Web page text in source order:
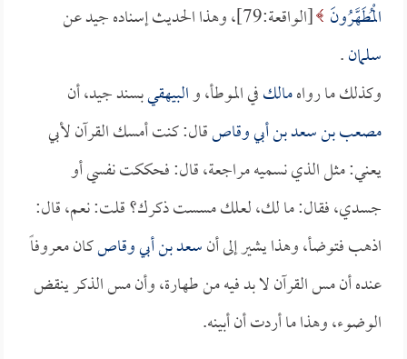
الْمُطَهَّرُونَ [الواقعة:79]، وهذا الحديث إسناده جيد عن
سلمان.
وكذلك ما رواهمالكفي الموطأ، والبيهقيبسند جيد، أن
مصعب بن سعد بن أبي وقاصقال: كنت أمسك القرآن لأبي
يعني: مثل الذي نسميه مراجعة، قال: فحككت نفسي أو
جسدي، فقال: ما لك، لعلك مسست ذكرك؟ قلت: نعم، قال:
اذهب فتوضأ، وهذا يشير إلى أنسعد بن أبي وقاصكان معروفاً
عنده أن مس القرآن لا بد فيه من طهارة، وأن مس الذكر ينقض
الوضوء، وهذا ما أردت أن أبينه.